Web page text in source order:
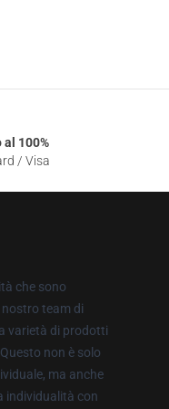
al 100%
/ Visa
che sono
team di
varietà di prodotti
non è solo
ma anche
individualità con